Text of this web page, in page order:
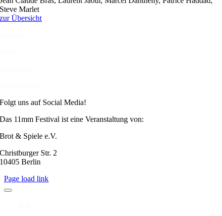
Steve Marlet
zur Übersicht
Folgt uns auf Social Media!
Das 11mm Festival ist eine Veranstaltung von:
Brot & Spiele e.V.
Christburger Str. 2
10405 Berlin
Page load link